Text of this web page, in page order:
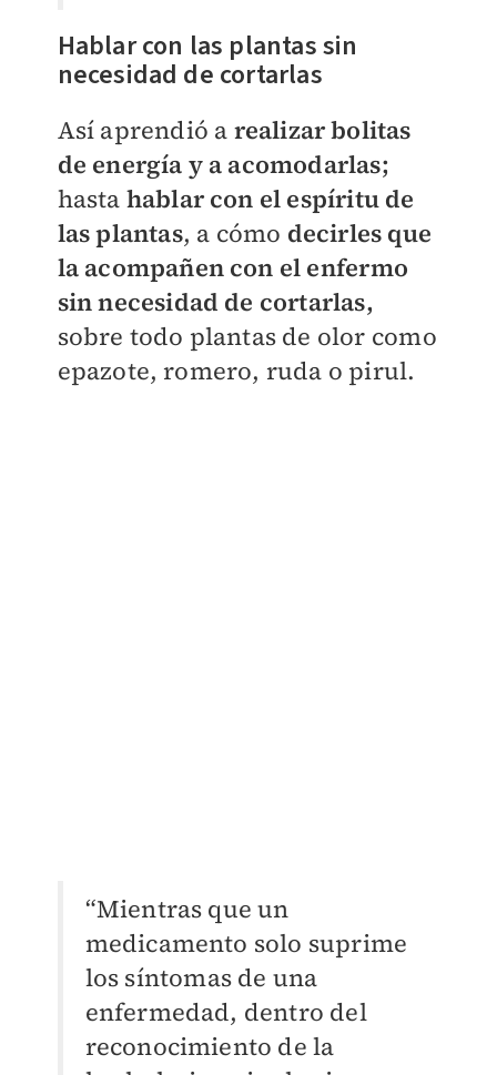
Hablar con las plantas sin
necesidad de cortarlas
Así aprendió a realizar bolitas
de energía y a acomodarlas;
hasta hablar con el espíritu de
las plantas, a cómo decirles que
la acompañen con el enfermo
sin necesidad de cortarlas,
sobre todo plantas de olor como
epazote, romero, ruda o pirul.
“Mientras que un
medicamento solo suprime
los síntomas de una
enfermedad, dentro del
reconocimiento de la